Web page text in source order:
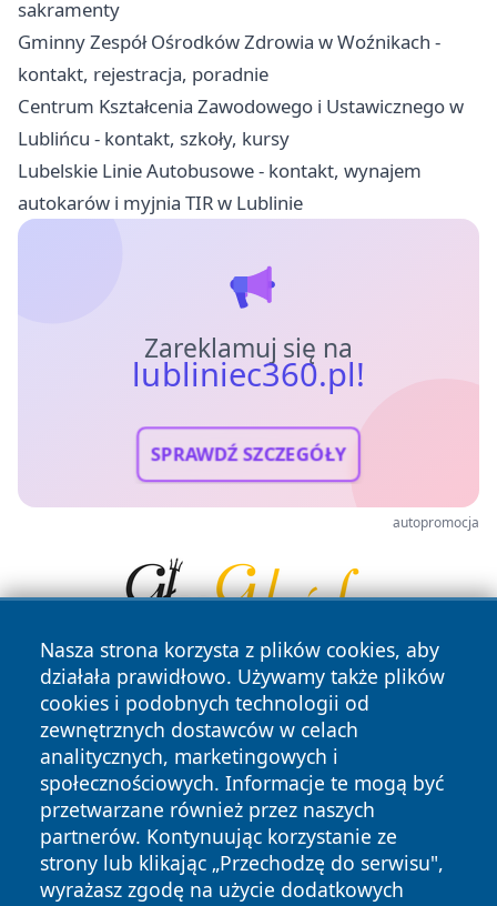
sakramenty
Gminny Zespół Ośrodków Zdrowia w Woźnikach -
kontakt, rejestracja, poradnie
Centrum Kształcenia Zawodowego i Ustawicznego w
Lublińcu - kontakt, szkoły, kursy
Lubelskie Linie Autobusowe - kontakt, wynajem
autokarów i myjnia TIR w Lublinie
Zareklamuj się na
lubliniec360.pl!
SPRAWDŹ SZCZEGÓŁY
autopromocja
Nasza strona korzysta z plików cookies, aby
działała prawidłowo. Używamy także plików
cookies i podobnych technologii od
zewnętrznych dostawców w celach
analitycznych, marketingowych i
społecznościowych. Informacje te mogą być
przetwarzane również przez naszych
partnerów. Kontynuując korzystanie ze
strony lub klikając „Przechodzę do serwisu",
wyrażasz zgodę na użycie dodatkowych
Copyright © 2026 lubliniec360.pl Wszystkie prawa
zastrzeżone.